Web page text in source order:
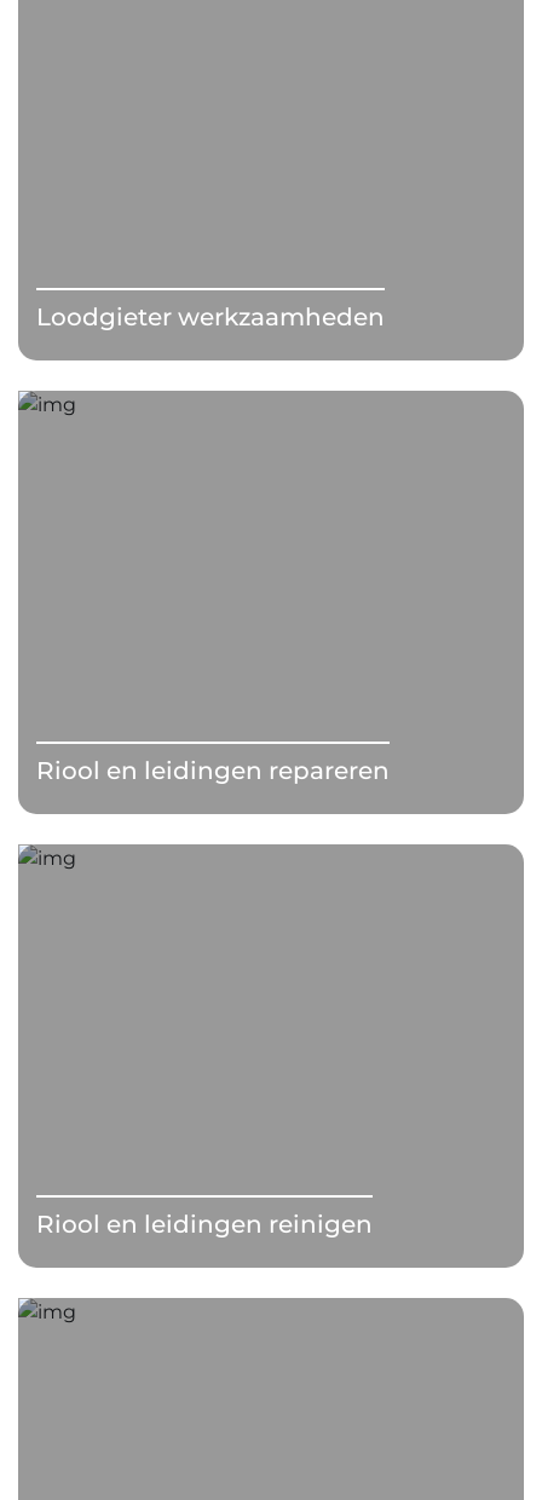
Loodgieter werkzaamheden
Riool en leidingen repareren
Riool en leidingen reinigen